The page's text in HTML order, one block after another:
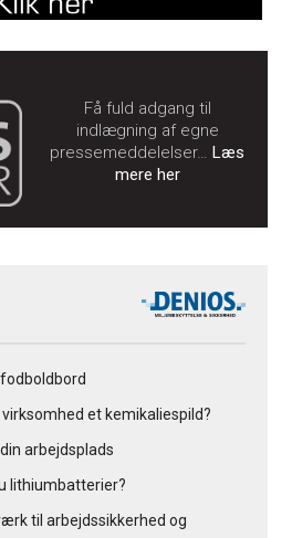
Få fuld adgang til
indlægning af egne
pressemeddelelser…Læs
mere her
et kemikaliespild?
arbejdsplads
lithiumbatterier?
til arbejdssikkerhed og